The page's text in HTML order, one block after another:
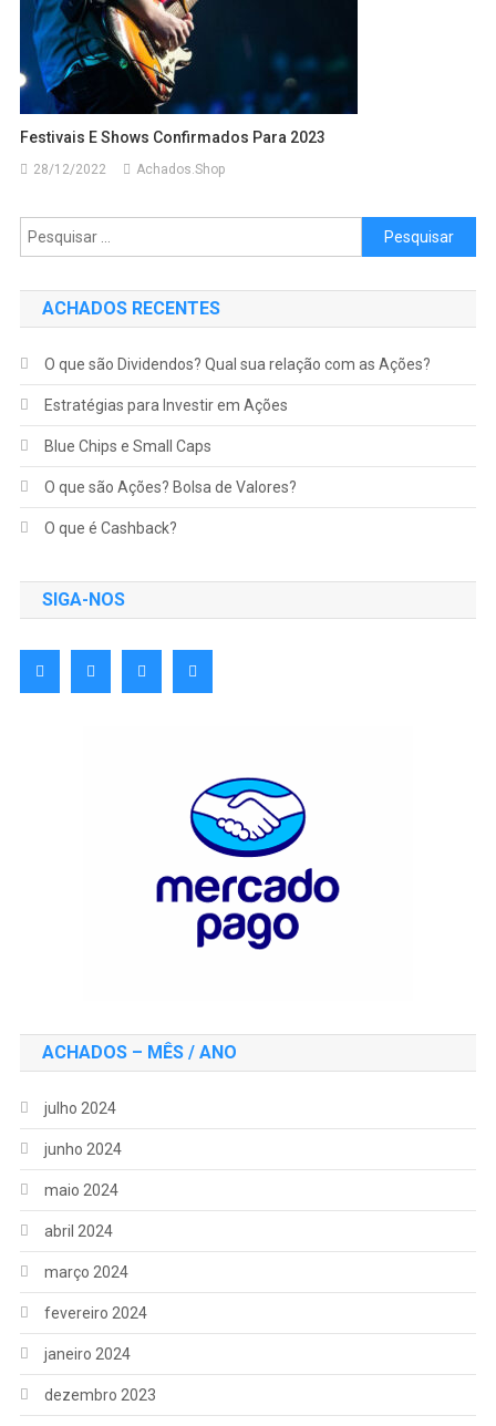
Festivais E Shows Confirmados Para 2023
28/12/2022 Achados.Shop
ACHADOS RECENTES
O que são Dividendos? Qual sua relação com as Ações?
Estratégias para Investir em Ações
Blue Chips e Small Caps
O que são Ações? Bolsa de Valores?
O que é Cashback?
SIGA-NOS
ACHADOS – MÊS / ANO
julho 2024
junho 2024
maio 2024
abril 2024
março 2024
fevereiro 2024
janeiro 2024
dezembro 2023